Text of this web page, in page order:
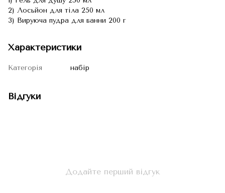
2) Лосьйон для тіла 250 мл
3) Вируюча пудра для ванни 200 г
Характеристики
Категорія набір
Відгуки
Додайте перший відгук